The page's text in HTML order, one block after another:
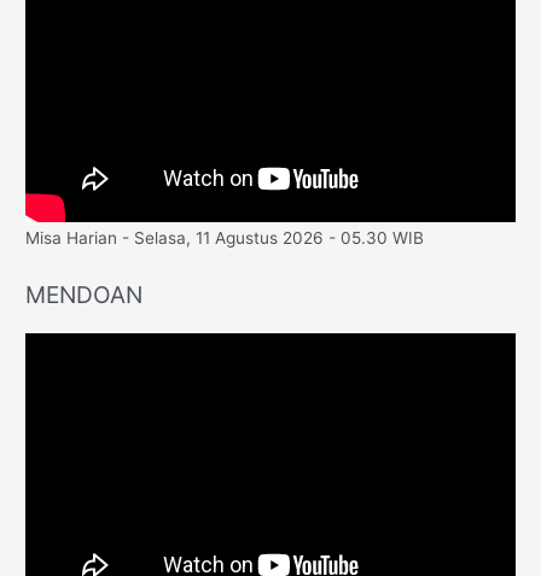
Misa Harian - Selasa, 11 Agustus 2026 - 05.30 WIB
MENDOAN